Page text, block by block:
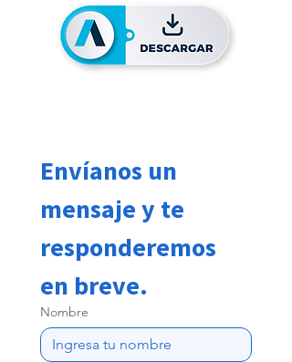
Envíanos un
mensaje y te
responderemos
en breve.
Nombre